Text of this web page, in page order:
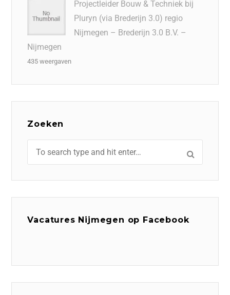
Projectleider Bouw & Techniek bij
Pluryn (via Brederijn 3.0) regio
Nijmegen – Brederijn 3.0 B.V. –
Nijmegen
435 weergaven
Zoeken
Vacatures Nijmegen op Facebook